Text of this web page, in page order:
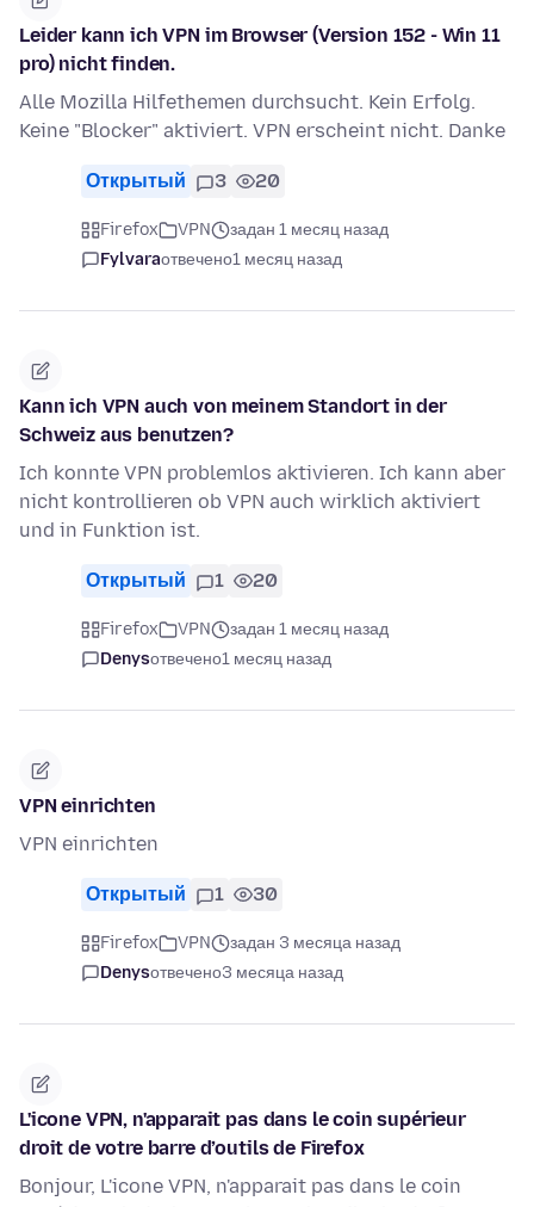
Leider kann ich VPN im Browser (Version 152 - Win 11
pro) nicht finden.
Alle Mozilla Hilfethemen durchsucht. Kein Erfolg.
Keine "Blocker" aktiviert. VPN erscheint nicht. Danke
Открытый 3 20
Firefox VPN
задан 1 месяц назад
Fylvaraотвечено1 месяц назад
Kann ich VPN auch von meinem Standort in der
Schweiz aus benutzen?
Ich konnte VPN problemlos aktivieren. Ich kann aber
nicht kontrollieren ob VPN auch wirklich aktiviert
und in Funktion ist.
Открытый 1 20
Firefox VPN
задан 1 месяц назад
Denysотвечено1 месяц назад
VPN einrichten
VPN einrichten
Открытый 1 30
Firefox VPN
задан 3 месяца назад
Denysотвечено3 месяца назад
L'icone VPN, n'apparait pas dans le coin supérieur
droit de votre barre d’outils de Firefox
Bonjour, L'icone VPN, n'apparait pas dans le coin